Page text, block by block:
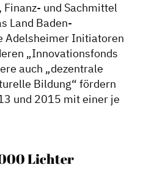
und Sachmittel
Land Baden-
Adelsheimer Initiatoren
„Innovationsfonds
auch „dezentrale
Bildung“ fördern
und 2015 mit einer je
Lichter